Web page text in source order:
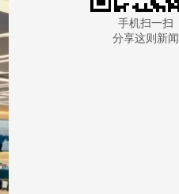
手机扫一扫
分享这则新闻